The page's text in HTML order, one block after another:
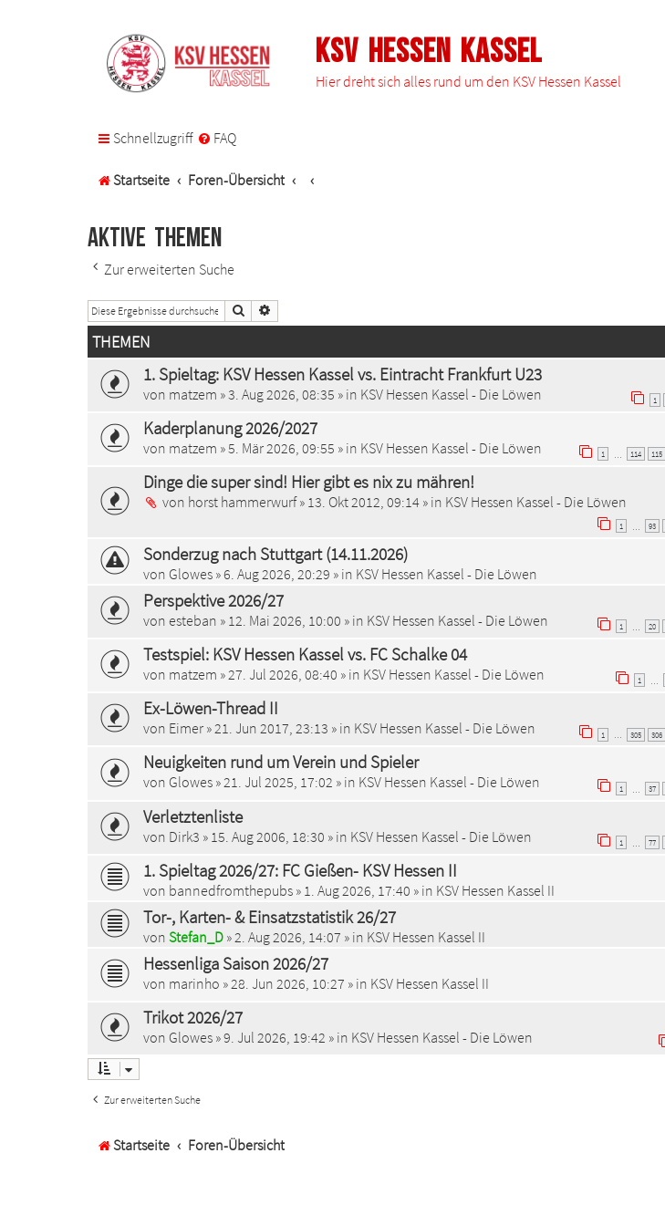
KSV Hessen Kassel
Hier dreht sich alles rund um den KSV Hessen Kassel
Schnellzugriff FAQ
Startseite Foren-Übersicht
Aktive Themen
Zur erweiterten Suche
Suche
THEMEN
1. Spieltag: KSV Hessen Kassel vs. Eintracht Frankfurt U23
von matzem »3. Aug 2026, 08:35 » in KSV Hessen Kassel - Die Löwen 1
Kaderplanung 2026/2027
von matzem »5. Mär 2026, 09:55 » in KSV Hessen Kassel - Die Löwen 1 114 115
Dinge die super sind! Hier gibt es nix zu mähren!
von horst hammerwurf» 13. Okt 2012, 09:14 » in KSV Hessen Kassel - Die Löwen
1 93
Sonderzug nach Stuttgart (14.11.2026)
von Glowes »6. Aug 2026, 20:29 » in KSV Hessen Kassel - Die Löwen
Perspektive 2026/27
von esteban » 12. Mai 2026, 10:00 » in KSV Hessen Kassel - Die Löwen 1 20
Testspiel: KSV Hessen Kassel vs. FC Schalke 04
von matzem »27. Jul 2026, 08:40 » in KSV Hessen Kassel - Die Löwen 1 …
Ex-Löwen-Thread II
von Eimer »21. Jun 2017, 23:13 » in KSV Hessen Kassel - Die Löwen 1 … 305 306
Neuigkeiten rund um Verein und Spieler
von Glowes »21. Jul 2025, 17:02 » in KSV Hessen Kassel - Die Löwen 1 37
Verletztenliste
von Dirk3 » 15. Aug 2006, 18:30 » in KSV Hessen Kassel - Die Löwen 1 77
1. Spieltag 2026/27: FC Gießen- KSV Hessen II
von bannedfromthepubs » 1. Aug 2026, 17:40 » in KSV Hessen Kassel II
Tor-, Karten- & Einsatzstatistik 26/27
von Stefan_D » 2. Aug 2026, 14:07 » in KSV Hessen Kassel II
Hessenliga Saison 2026/27
von marinho » 28. Jun 2026, 10:27 » in KSV Hessen Kassel II
Trikot 2026/27
von Glowes »9. Jul 2026, 19:42 » in KSV Hessen Kassel - Die Löwen
Zur erweiterten Suche
Startseite Foren-Übersicht